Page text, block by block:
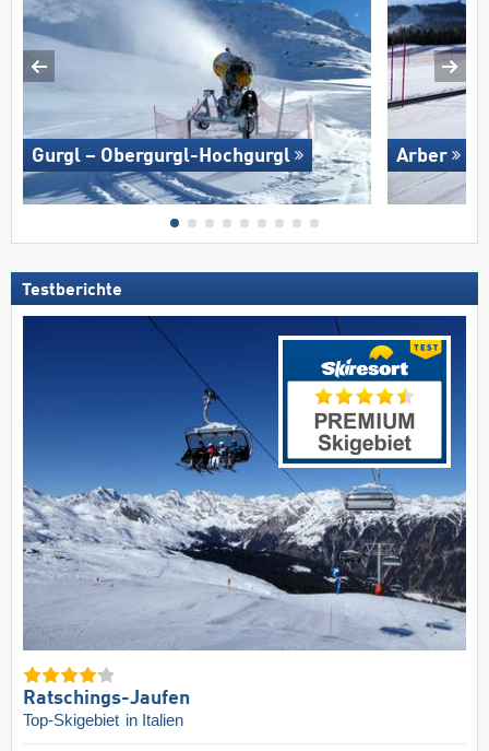
Gurgl – Obergurgl-Hochgurgl Arber
Testberichte
Ratschings-Jaufen
Top-Skigebiet in Italien